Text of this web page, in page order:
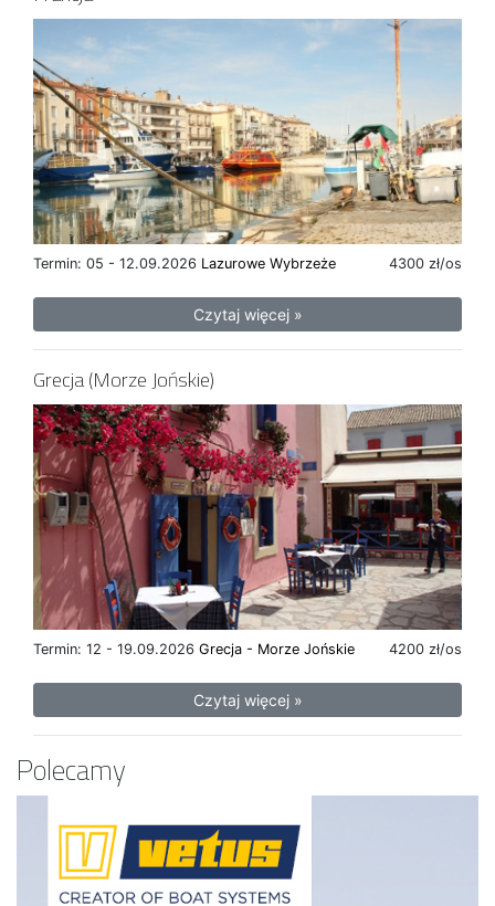
Termin: 05 - 12.09.2026 4300 zł/os
Lazurowe Wybrzeże
Czytaj więcej »
Grecja (Morze Jońskie)
Termin: 12 - 19.09.2026 4200 zł/os
Grecja - Morze Jońskie
Czytaj więcej »
Polecamy